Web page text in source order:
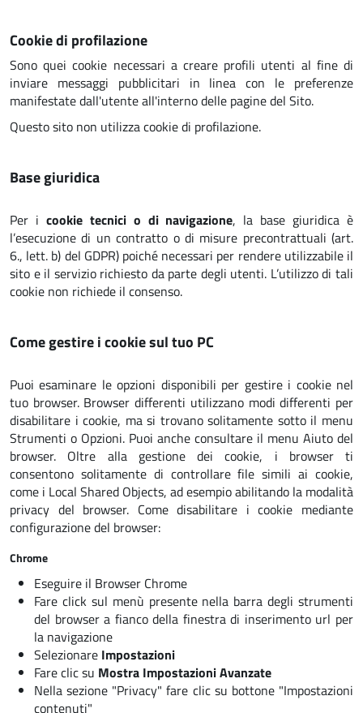
Cookie di profilazione
Sono quei cookie necessari a creare profili utenti al fine di
inviare messaggi pubblicitari in linea con le preferenze
manifestate dall'utente all'interno delle pagine del Sito.
Questo sito non utilizza cookie di profilazione.
Base giuridica
Per i cookie tecnici o di navigazione, la base giuridica è
l’esecuzione di un contratto o di misure precontrattuali (art.
6., lett. b) del GDPR) poiché necessari per rendere utilizzabile il
sito e il servizio richiesto da parte degli utenti. L’utilizzo di tali
cookie non richiede il consenso.
Come gestire i cookie sul tuo PC
Puoi esaminare le opzioni disponibili per gestire i cookie nel
tuo browser. Browser differenti utilizzano modi differenti per
disabilitare i cookie, ma si trovano solitamente sotto il menu
Strumenti o Opzioni. Puoi anche consultare il menu Aiuto del
browser. Oltre alla gestione dei cookie, i browser ti
consentono solitamente di controllare file simili ai cookie,
come i Local Shared Objects, ad esempio abilitando la modalità
privacy del browser. Come disabilitare i cookie mediante
configurazione del browser:
Chrome
Eseguire il Browser Chrome
Fare click sul menù presente nella barra degli strumenti
del browser a fianco della finestra di inserimento url per
la navigazione
Selezionare Impostazioni
Fare clic su Mostra Impostazioni Avanzate
Nella sezione "Privacy" fare clic su bottone "Impostazioni
contenuti"